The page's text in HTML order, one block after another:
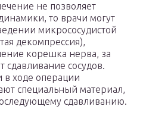
не позволяет
то врачи могут
микрососудистой
декомпрессия),
корешка нерва, за
сдавливание сосудов.
ходе операции
специальный материал,
сдавливанию.